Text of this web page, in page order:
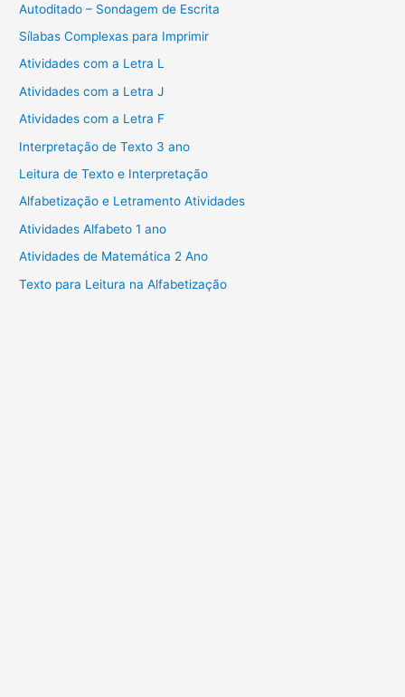
Autoditado – Sondagem de Escrita
Sílabas Complexas para Imprimir
Atividades com a Letra L
Atividades com a Letra J
Atividades com a Letra F
Interpretação de Texto 3 ano
Leitura de Texto e Interpretação
Alfabetização e Letramento Atividades
Atividades Alfabeto 1 ano
Atividades de Matemática 2 Ano
Texto para Leitura na Alfabetização